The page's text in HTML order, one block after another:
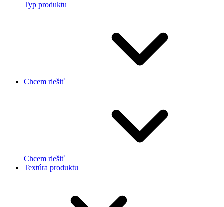
Typ produktu
Chcem riešiť
Chcem riešiť
Textúra produktu